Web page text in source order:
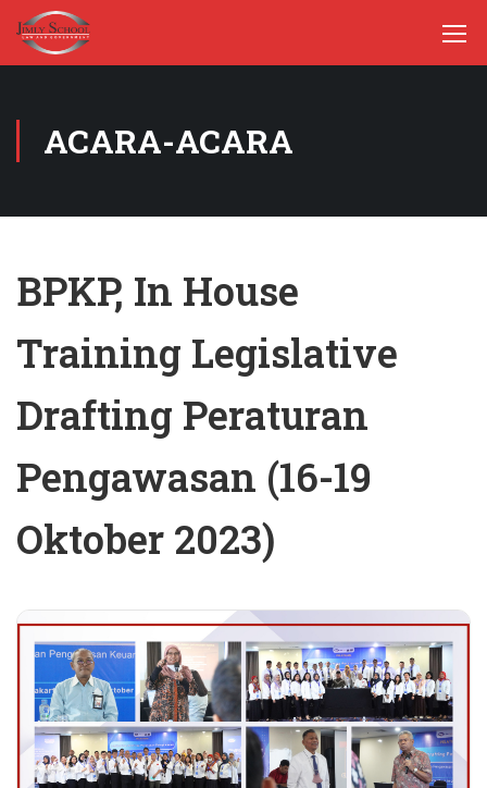
ACARA-ACARA
BPKP, In House
Training Legislative
Drafting Peraturan
Pengawasan (16-19
Oktober 2023)